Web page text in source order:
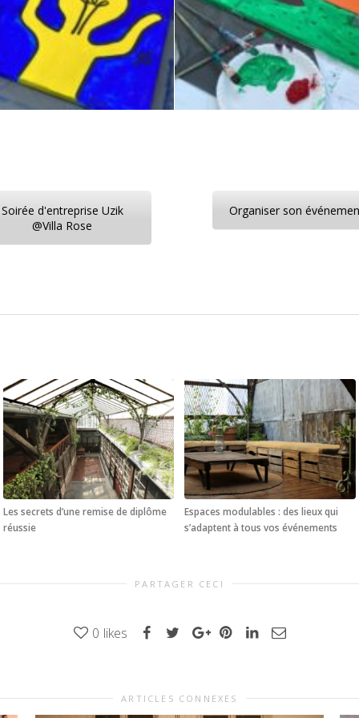
Soirée d'entreprise Uzik
@Villa Rose
Organiser son
Les secrets d’une remise de diplôme
réussie
Espaces modulables : des lieux qui
s’adaptent à tous vos événements
PARTAGER CECI
0 likes
ARTICLES CONNEXES